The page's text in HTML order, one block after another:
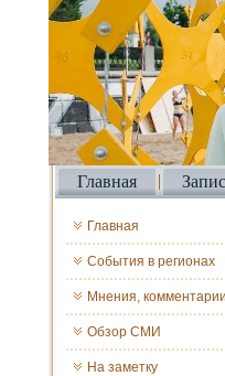
Главная
Главная
События в регионах
Мнения, комментарии
Обзор СМИ
На заметку